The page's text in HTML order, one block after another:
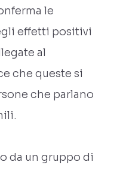
le
effetti positivi
al
che queste si
che parlano
da un gruppo di